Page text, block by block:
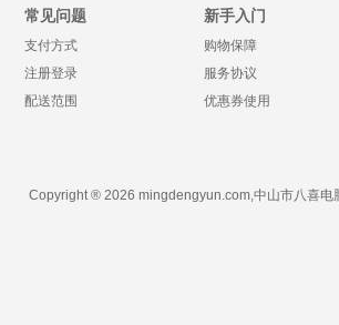
常见问题
支付方式
注册登录
配送范围
新手入门
购物保障
服务协议
优惠券使用
Copyright ® 2026 mingdengyun.com,中山市八喜